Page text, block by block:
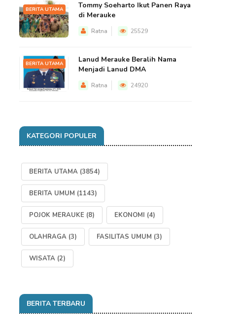
BERITA UTAMA
Tommy Soeharto Ikut Panen Raya
di Merauke
Ratna 25529
BERITA UTAMA
Lanud Merauke Beralih Nama
Menjadi Lanud DMA
Ratna 24920
KATEGORI POPULER
BERITA UTAMA (3854)
BERITA UMUM (1143)
POJOK MERAUKE (8) EKONOMI (4)
OLAHRAGA (3) FASILITAS UMUM (3)
WISATA (2)
BERITA TERBARU